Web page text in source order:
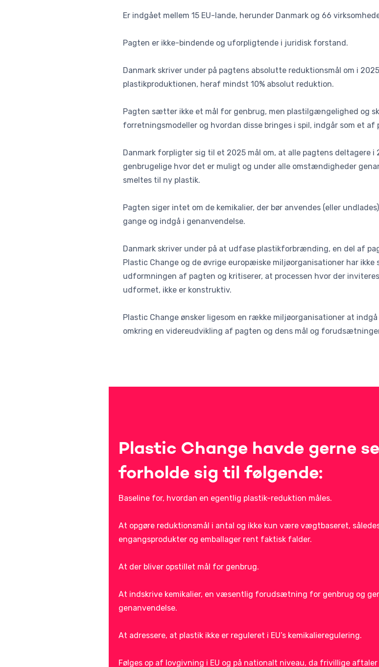
Er indgået mellem 15 EU-lande, herunder Danmark og 66
Pagten er ikke-bindende og uforpligtende i juridisk forstand.
Danmark skriver under på pagtens absolutte reduktionsmål om i
plastikproduktionen, heraf mindst 10% absolut reduktion.
Pagten sætter ikke et mål for genbrug, men plastilgængelighed og
forretningsmodeller og hvordan disse bringes i spil, indgår som et af
Danmark forpligter sig til et 2025 mål om, at alle pagtens deltagere i
genbrugelige hvor det er muligt og under alle omstændigheder
smeltes til ny plastik.
Pagten siger intet om de kemikalier, der bør anvendes (eller
gange og indgå i genanvendelse.
Danmark skriver under på at udfase plastikforbrænding, en del af
Plastic Change og de øvrige europæiske miljøorganisationer har ikke
udformningen af pagten og kritiserer, at processen hvor der
udformet, ikke er konstruktiv.
Plastic Change ønsker ligesom en række miljøorganisationer at
omkring en videreudvikling af pagten og dens mål og
Plastic Change havde gerne
forholde sig til følgende:
Baseline for, hvordan en egentlig plastik-reduktion måles.
At opgøre reduktionsmål i antal og ikke kun være vægtbaseret,
engangsprodukter og emballager rent faktisk falder.
At der bliver opstillet mål for genbrug.
At indskrive kemikalier, en væsentlig forudsætning for genbrug og
genanvendelse.
At adressere, at plastik ikke er reguleret i EU’s kemikalieregulering.
Følges op af lovgivning i EU og på nationalt niveau, da frivillige aftaler